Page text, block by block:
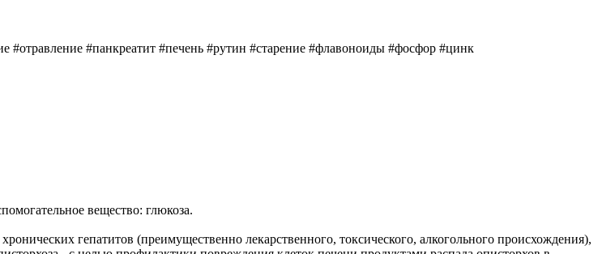
#панкреатит #печень #рутин #старение #флавоноиды #фосфор #цинк
вещество: глюкоза.
гепатитов (преимущественно лекарственного, токсического, алкогольного происхождения),